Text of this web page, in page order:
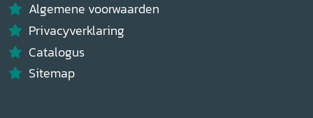
Algemene voorwaarden
Privacyverklaring
Catalogus
Sitemap